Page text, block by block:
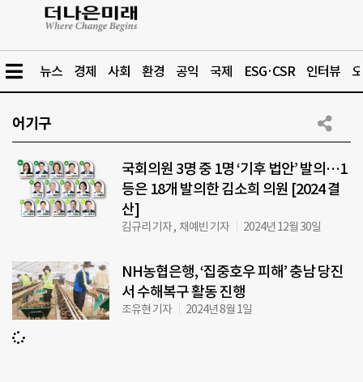
뉴스 경제 사회 환경 공익 국제 ESG·CSR 인터뷰
어기구
국회의원 3명 중 1명 ‘기후 법안’ 발의…1
등은 18개 발의한 김소희 의원 [2024 결
산]
김규리 기자 , 채예빈 기자 2024년 12월 30일
NH농협은행, ‘집중호우 피해’ 충남 당진
서 수해복구 활동 진행
조유현 기자 2024년 8월 1일